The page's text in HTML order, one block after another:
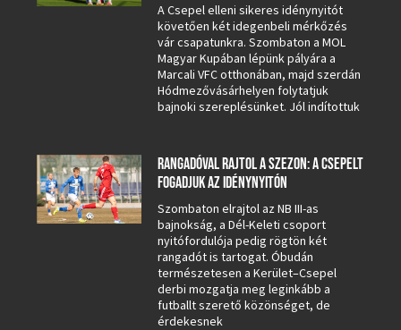
A Csepel elleni sikeres idénynyitót
követően két idegenbeli mérkőzés
vár csapatunkra. Szombaton a MOL
Magyar Kupában lépünk pályára a
Marcali VFC otthonában, majd szerdán
Hódmezővásárhelyen folytatjuk
bajnoki szereplésünket. Jól indítottuk
RANGADÓVAL RAJTOL A SZEZON: A CSEPELT
FOGADJUK AZ IDÉNYNYITÓN
Szombaton elrajtol az NB III-as
bajnokság, a Dél-Keleti csoport
nyitófordulója pedig rögtön két
rangadót is tartogat. Óbudán
természetesen a Kerület–Csepel
derbi mozgatja meg leginkább a
futballt szerető közönséget, de
érdekesnek